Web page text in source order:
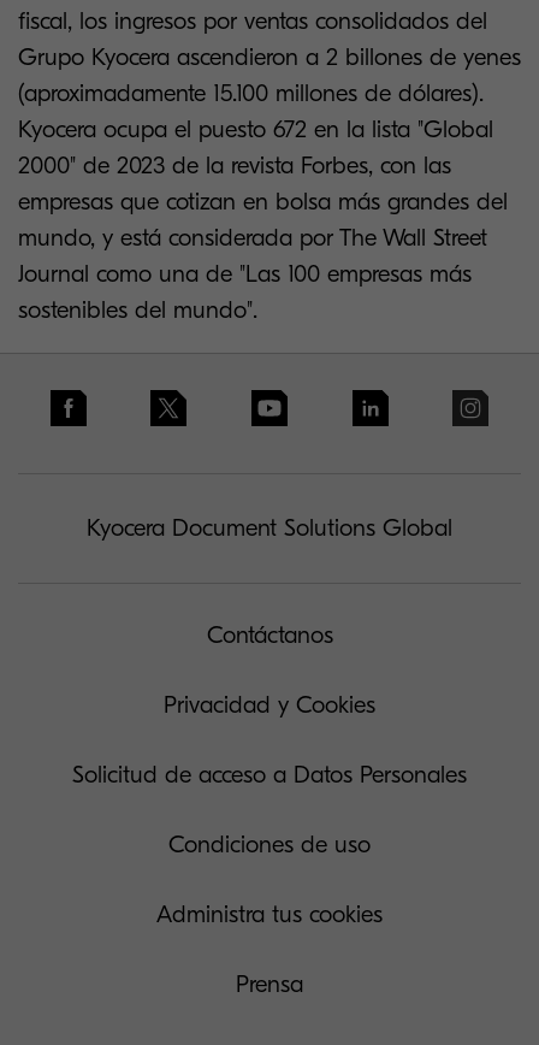
fiscal, los ingresos por ventas consolidados del
Grupo Kyocera ascendieron a 2 billones de yenes
(aproximadamente 15.100 millones de dólares).
Kyocera ocupa el puesto 672 en la lista "Global
2000" de 2023 de la revista Forbes, con las
empresas que cotizan en bolsa más grandes del
mundo, y está considerada por The Wall Street
Journal como una de "Las 100 empresas más
sostenibles del mundo".
Kyocera Document Solutions Global
Contáctanos
Privacidad y Cookies
Solicitud de acceso a Datos Personales
Condiciones de uso
Administra tus cookies
Prensa